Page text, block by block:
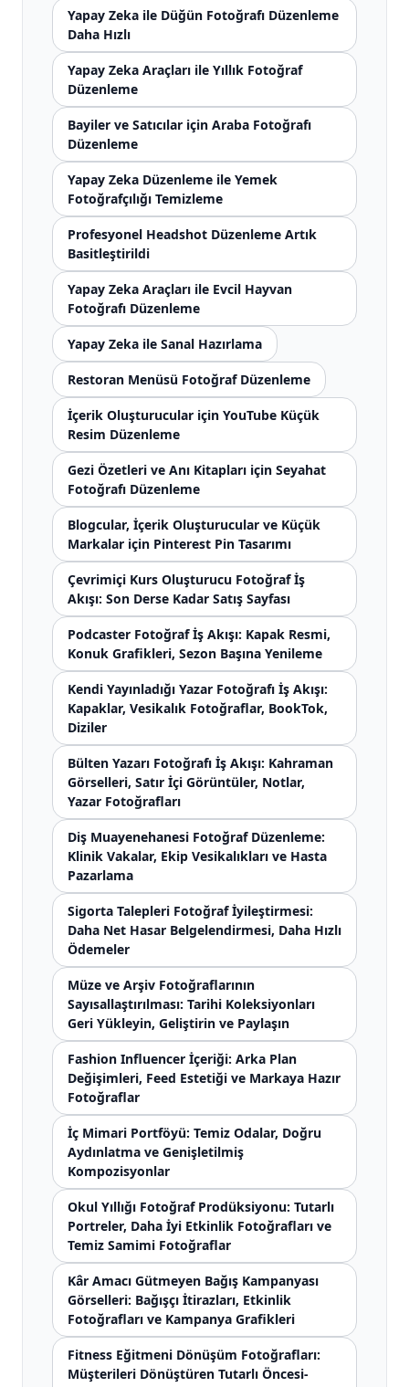
Yapay Zeka ile Düğün Fotoğrafı Düzenleme
Daha Hızlı
Yapay Zeka Araçları ile Yıllık Fotoğraf
Düzenleme
Bayiler ve Satıcılar için Araba Fotoğrafı
Düzenleme
Yapay Zeka Düzenleme ile Yemek
Fotoğrafçılığı Temizleme
Profesyonel Headshot Düzenleme Artık
Basitleştirildi
Yapay Zeka Araçları ile Evcil Hayvan
Fotoğrafı Düzenleme
Yapay Zeka ile Sanal Hazırlama
Restoran Menüsü Fotoğraf Düzenleme
İçerik Oluşturucular için YouTube Küçük
Resim Düzenleme
Gezi Özetleri ve Anı Kitapları için Seyahat
Fotoğrafı Düzenleme
Blogcular, İçerik Oluşturucular ve Küçük
Markalar için Pinterest Pin Tasarımı
Çevrimiçi Kurs Oluşturucu Fotoğraf İş
Akışı: Son Derse Kadar Satış Sayfası
Podcaster Fotoğraf İş Akışı: Kapak Resmi,
Konuk Grafikleri, Sezon Başına Yenileme
Kendi Yayınladığı Yazar Fotoğrafı İş Akışı:
Kapaklar, Vesikalık Fotoğraflar, BookTok,
Diziler
Bülten Yazarı Fotoğrafı İş Akışı: Kahraman
Görselleri, Satır İçi Görüntüler, Notlar,
Yazar Fotoğrafları
Diş Muayenehanesi Fotoğraf Düzenleme:
Klinik Vakalar, Ekip Vesikalıkları ve Hasta
Pazarlama
Sigorta Talepleri Fotoğraf İyileştirmesi:
Daha Net Hasar Belgelendirmesi, Daha Hızlı
Ödemeler
Müze ve Arşiv Fotoğraflarının
Sayısallaştırılması: Tarihi Koleksiyonları
Geri Yükleyin, Geliştirin ve Paylaşın
Fashion Influencer İçeriği: Arka Plan
Değişimleri, Feed Estetiği ve Markaya Hazır
Fotoğraflar
İç Mimari Portföyü: Temiz Odalar, Doğru
Aydınlatma ve Genişletilmiş
Kompozisyonlar
Okul Yıllığı Fotoğraf Prodüksiyonu: Tutarlı
Portreler, Daha İyi Etkinlik Fotoğrafları ve
Temiz Samimi Fotoğraflar
Kâr Amacı Gütmeyen Bağış Kampanyası
Görselleri: Bağışçı İtirazları, Etkinlik
Fotoğrafları ve Kampanya Grafikleri
Fitness Eğitmeni Dönüşüm Fotoğrafları:
Müşterileri Dönüştüren Tutarlı Öncesi-